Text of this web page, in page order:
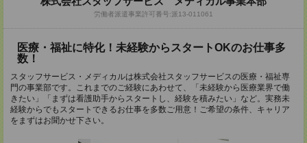
労働者派遣事業許可番号:派13-011061
医療・福祉に特化！未経験からスタートOKのお仕事多
数！
スタッフサービス・メディカルは株式会社スタッフサービスの医療・福祉専
門の事業部です。これまでのご経験にあわせて、「未経験から医療業界で働
きたい」「まずは看護助手からスタートし、経験を積みたい」など。実務未
経験からでもスタートできるお仕事を多数ご用意！ご希望の条件、キャリア
をまずはお聞かせ下さい。